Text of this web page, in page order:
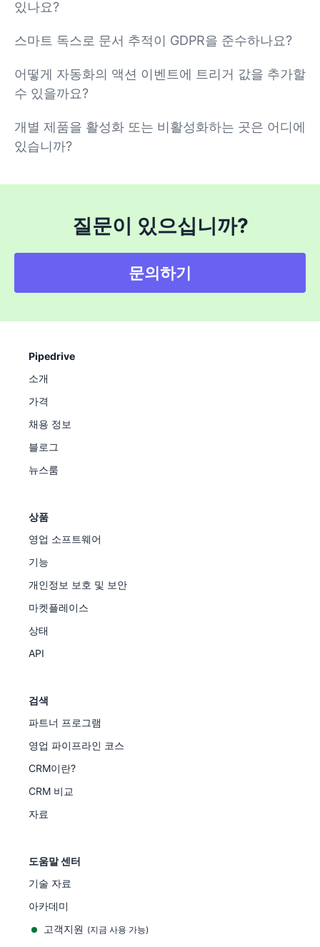
있나요?
스마트 독스로 문서 추적이 GDPR을 준수하나요?
어떻게 자동화의 액션 이벤트에 트리거 값을 추가할
수 있을까요?
개별 제품을 활성화 또는 비활성화하는 곳은 어디에
있습니까?
질문이 있으십니까?
문의하기
Pipedrive
소개
가격
채용 정보
블로그
뉴스룸
상품
영업 소프트웨어
기능
개인정보 보호 및 보안
마켓플레이스
상태
API
검색
파트너 프로그램
영업 파이프라인 코스
CRM이란?
CRM 비교
자료
도움말 센터
기술 자료
아카데미
고객지원 (지금 사용 가능)